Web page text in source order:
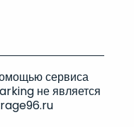
сервиса
не является